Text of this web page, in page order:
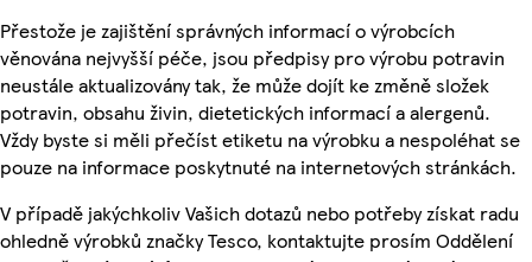
Přestože je zajištění správných informací o výrobcích
věnována nejvyšší péče, jsou předpisy pro výrobu potravin
neustále aktualizovány tak, že může dojít ke změně složek
potravin, obsahu živin, dietetických informací a alergenů.
Vždy byste si měli přečíst etiketu na výrobku a nespoléhat se
pouze na informace poskytnuté na internetových stránkách.
V případě jakýchkoliv Vašich dotazů nebo potřeby získat radu
ohledně výrobků značky Tesco, kontaktujte prosím Oddělení